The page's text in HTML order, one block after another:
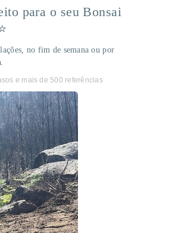
para o seu Bonsai
no fim de semana ou por
e mais de 500 referências